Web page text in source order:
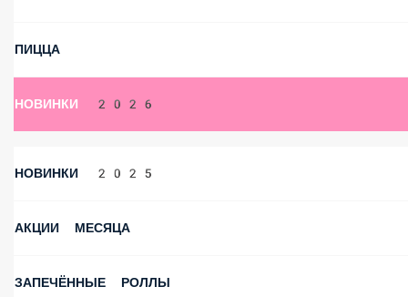
ПИЦЦА
НОВИНКИ 2026
НОВИНКИ 2025
АКЦИИ МЕСЯЦА
ЗАПЕЧЁННЫЕ РОЛЛЫ